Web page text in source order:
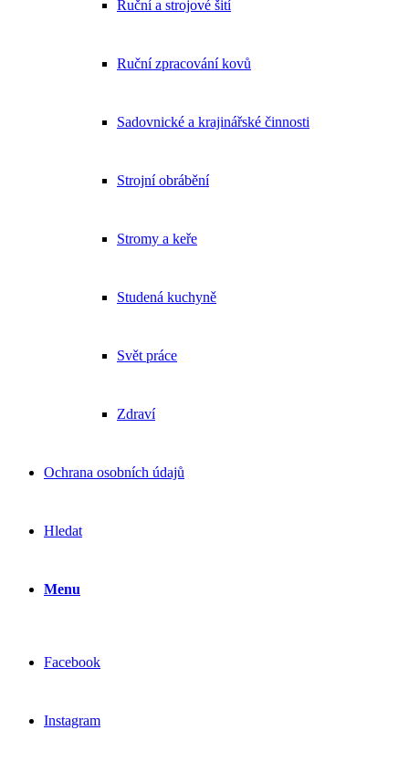
Ruční a strojové šití
Ruční zpracování kovů
Sadovnické a krajinářské činnosti
Strojní obrábění
Stromy a keře
Studená kuchyně
Svět práce
Zdraví
Ochrana osobních údajů
Hledat
Menu
Facebook
Instagram